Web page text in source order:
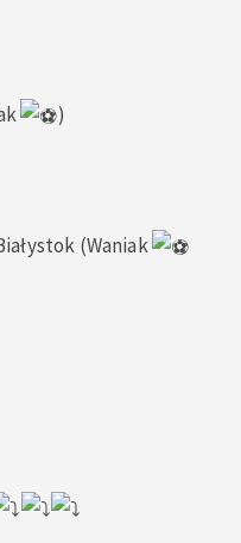
)
(Waniak